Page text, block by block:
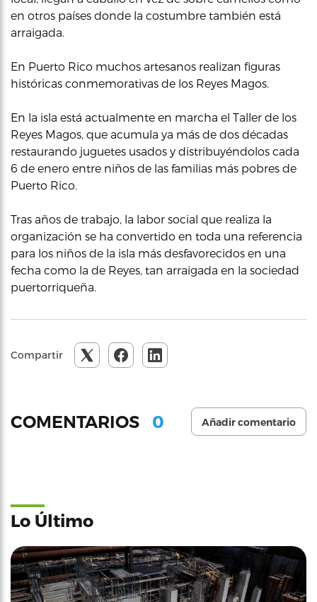
en otros países donde la costumbre también está
arraigada.
En Puerto Rico muchos artesanos realizan figuras
históricas conmemorativas de los Reyes Magos.
En la isla está actualmente en marcha el Taller de los
Reyes Magos, que acumula ya más de dos décadas
restaurando juguetes usados y distribuyéndolos cada
6 de enero entre niños de las familias más pobres de
Puerto Rico.
Tras años de trabajo, la labor social que realiza la
organización se ha convertido en toda una referencia
para los niños de la isla más desfavorecidos en una
fecha como la de Reyes, tan arraigada en la sociedad
puertorriqueña.
Compartir
COMENTARIOS 0 Añadir comentario
Lo Último